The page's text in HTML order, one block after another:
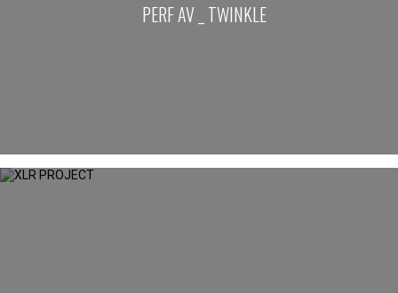
PERF AV _ TWINKLE